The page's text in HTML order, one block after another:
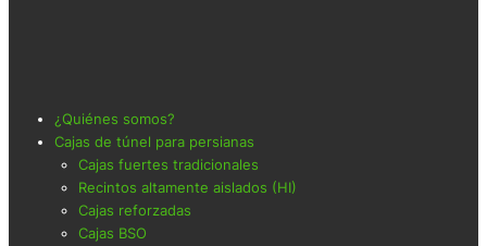
¿Quiénes somos?
Cajas de túnel para persianas
Cajas fuertes tradicionales
Recintos altamente aislados (HI)
Cajas reforzadas
Cajas BSO